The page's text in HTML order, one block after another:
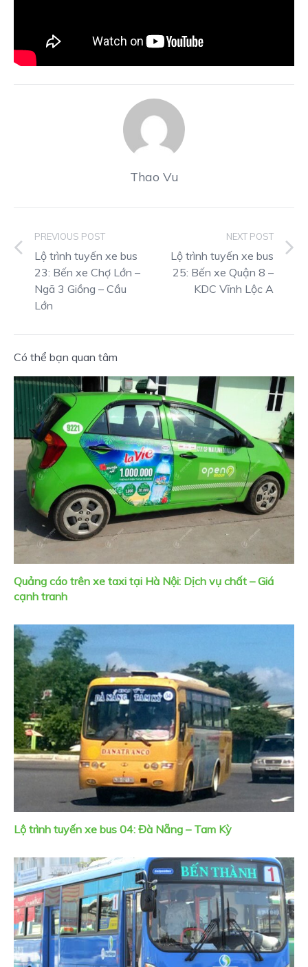
Thao Vu
PREVIOUS POST
Lộ trình tuyến xe bus
23: Bến xe Chợ Lớn –
Ngã 3 Giồng – Cầu
Lớn
NEXT POST
Lộ trình tuyến xe bus
25: Bến xe Quận 8 –
KDC Vĩnh Lộc A
Có thể bạn quan tâm
Quảng cáo trên xe taxi tại Hà Nội: Dịch vụ chất – Giá
cạnh tranh
Lộ trình tuyến xe bus 04: Đà Nẵng – Tam Kỳ